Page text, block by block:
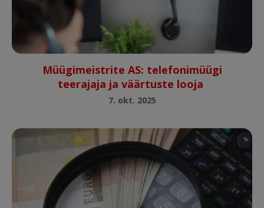
Müügimeistrite AS: telefonimüügi
teerajaja ja väärtuste looja
7. okt. 2025